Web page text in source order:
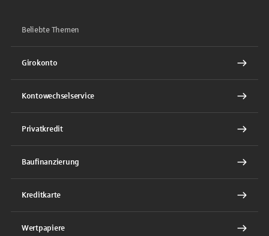
Beliebte Themen
Girokonto
Kontowechselservice
Privatkredit
Baufinanzierung
Kreditkarte
Wertpapiere